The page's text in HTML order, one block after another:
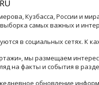
Кузбасса, России и
самых важных и
в социальных сетях. К
мы размещаем
на факты и события в
обновление